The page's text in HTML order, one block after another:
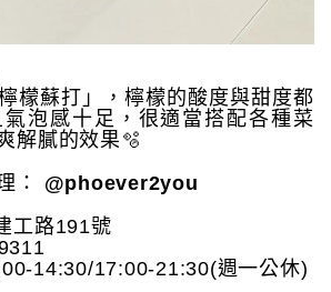
檬蘇打」，檸檬的酸度與甜度都
泡感十足，很適當搭配各種菜
解膩的效果🫧
： @phoever2you
工路191號
14:30/17:00-21:30(週一公休)